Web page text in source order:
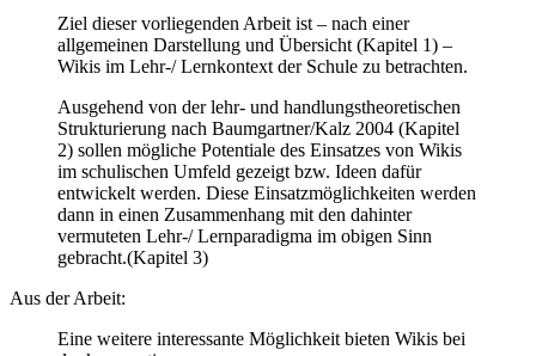
Ziel dieser vorliegenden Arbeit ist – nach einer
allgemeinen Darstellung und Übersicht (Kapitel 1) –
Wikis im Lehr-/ Lernkontext der Schule zu betrachten.
Ausgehend von der lehr- und handlungstheoretischen
Strukturierung nach Baumgartner/Kalz 2004 (Kapitel
2) sollen mögliche Potentiale des Einsatzes von Wikis
im schulischen Umfeld gezeigt bzw. Ideen dafür
entwickelt werden. Diese Einsatzmöglichkeiten werden
dann in einen Zusammenhang mit den dahinter
vermuteten Lehr-/ Lernparadigma im obigen Sinn
gebracht.(Kapitel 3)
Aus der Arbeit:
Eine weitere interessante Möglichkeit bieten Wikis bei